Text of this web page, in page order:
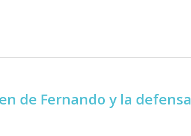
de Fernando y la defensa